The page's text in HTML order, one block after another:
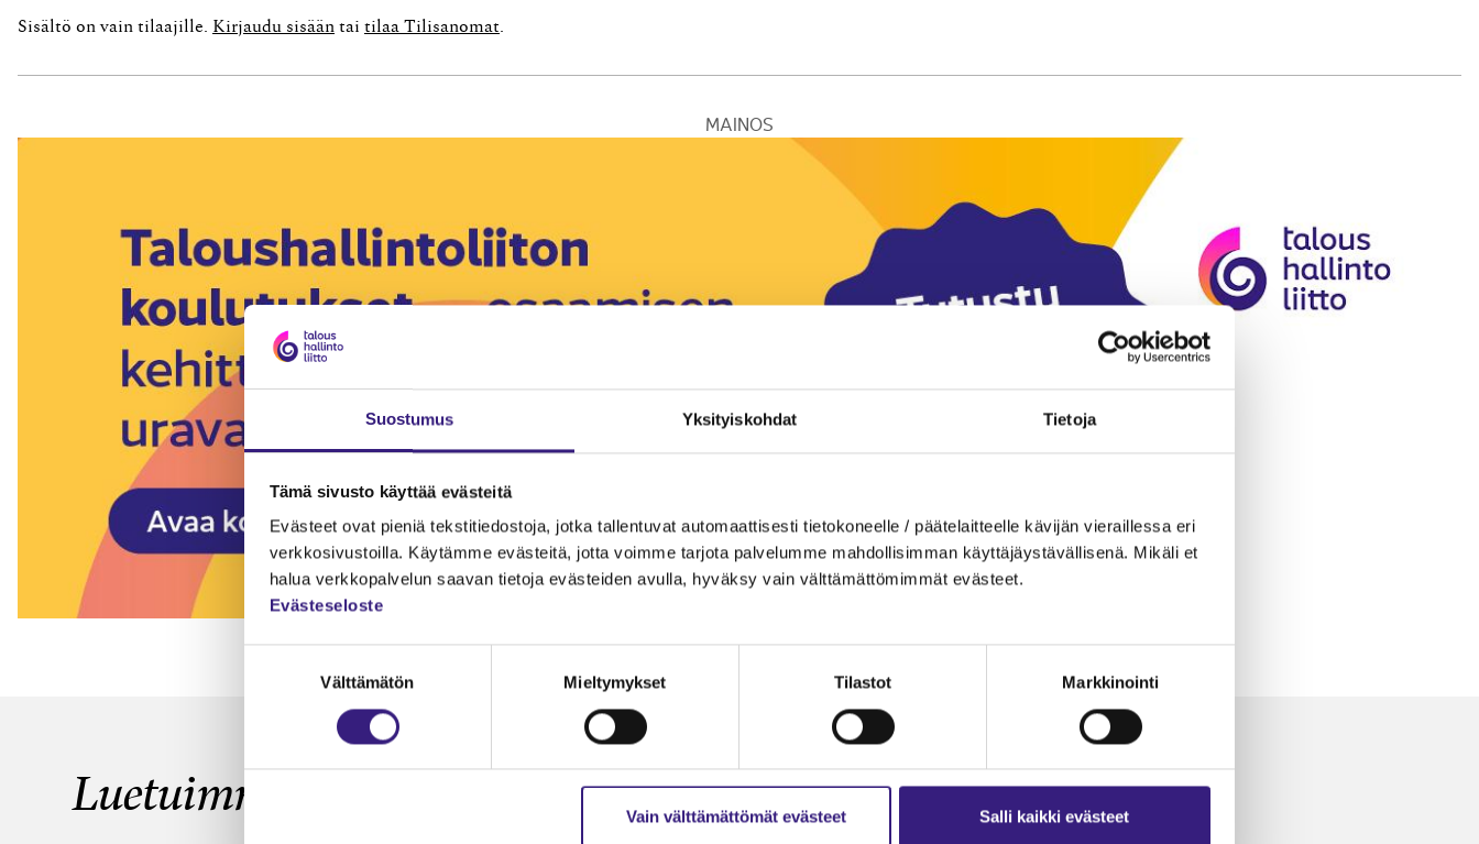
Suostumus Yksityiskohdat Tietoja
Tämä sivusto käyttää evästeitä
Evästeet ovat pieniä tekstitiedostoja, jotka tallentuvat automaattisesti tietokoneelle / päätelaitteelle kävijän vieraillessa eri
verkkosivustoilla. Käytämme evästeitä, jotta voimme tarjota palvelumme mahdollisimman käyttäjäystävällisenä. Mikäli et
halua verkkopalvelun saavan tietoja evästeiden avulla, hyväksy vain välttämättömimmät evästeet.
Evästeseloste
Välttämätön Mieltymykset Tilastot Markkinointi
Vain välttämättömät evästeet Salli kaikki evästeet
Sisältö on vain tilaajille. Kirjaudu sisään tai tilaa Tilisanomat
MAINOS
Luetuimmat